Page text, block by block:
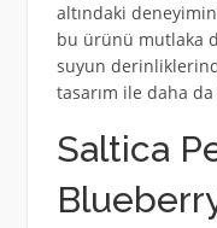
altındaki
bu ürünü mutlaka
suyun
tasarım ile daha
Saltica